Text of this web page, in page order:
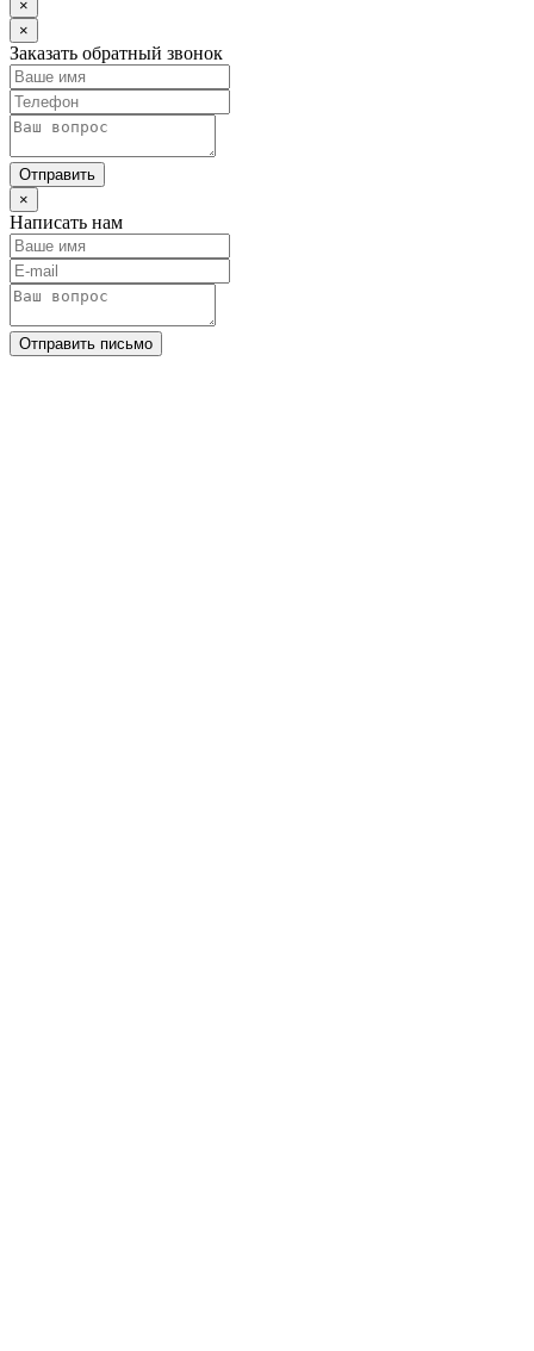
×
×
Заказать обратный звонок
Отправить
×
Написать нам
Отправить письмо